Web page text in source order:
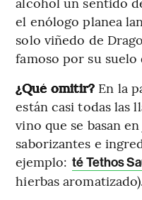
el enólogo planea
solo viñedo de
famoso por su
¿Qué omitir? En la
están casi todas las
vino que se basan
saborizantes e
ejemplo: té Tethos
hierbas